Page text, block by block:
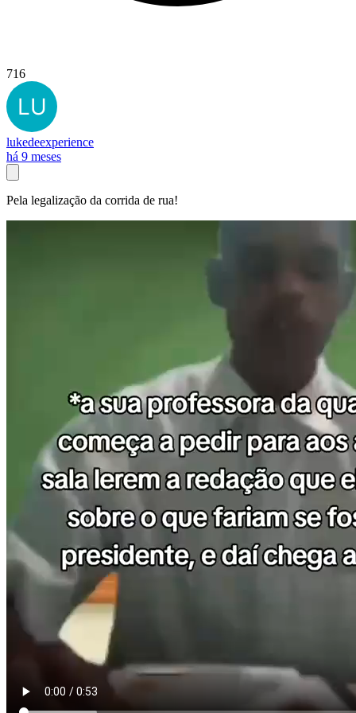
716
lukedeexperience
há 9 meses
Pela legalização da corrida de rua!